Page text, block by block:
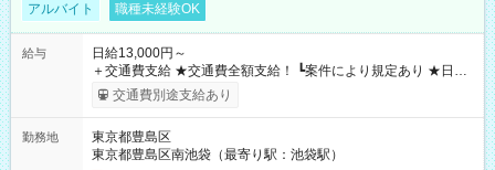
アルバイト 職種未経験OK
給与
日給13,000円～
＋交通費支給 ★交通費全額支給！ ┗案件により規定あり ★日払
いOK！（規定あり） ┗働いたその日に現金GET♪ お仕事後はコ
ンビニATMから 日払い分を引き落とせます！ 【試用期間】試
交通費別途支給あり
勤務地
東京都豊島区
東京都豊島区南池袋（最寄り駅：池袋駅）